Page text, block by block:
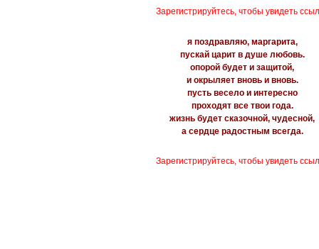
Зарегистрируйтесь, чтобы увидеть
я поздравляю, маргарита,
пускай царит в душе любовь.
опорой будет и защитой,
и окрыляет вновь и вновь.
пусть весело и интересно
проходят все твои года.
жизнь будет сказочной, чудесной,
а сердце радостным всегда.
Зарегистрируйтесь, чтобы увидеть